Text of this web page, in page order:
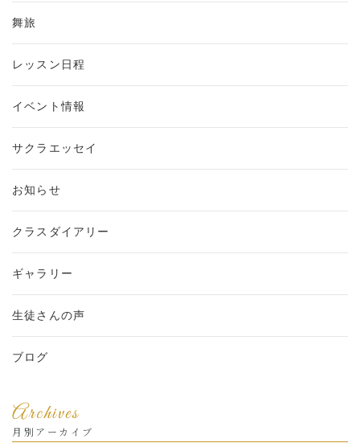
舞旅
レッスン日程
イベント情報
サクラエッセイ
お知らせ
クラスダイアリー
ギャラリー
生徒さんの声
ブログ
Archives
月別アーカイブ